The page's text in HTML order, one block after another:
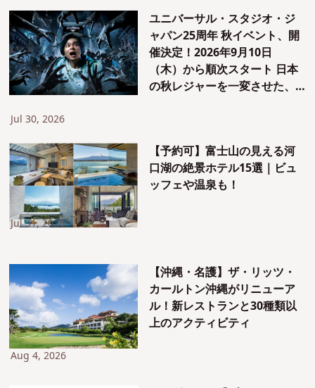
ユニバーサル・スタジオ・ジ
ャパン25周年 秋イベント、開
催決定！2026年9月10日
（木）から順次スタート 日本
の秋レジャーを一変させた、
Jul 30, 2026
【予約可】富士山の見える河
口湖の絶景ホテル15選｜ビュ
ッフェや温泉も！
Jul 31, 2026
【沖縄・名護】ザ・リッツ・
カールトン沖縄がリニューア
ル！新レストランと30種類以
上のアクティビティ
Aug 4, 2026